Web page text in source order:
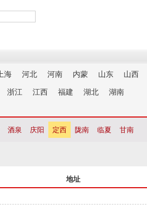
上海 河北 河南 内蒙 山东 山西
浙江 江西 福建 湖北 湖南
酒泉 庆阳 定西 陇南 临夏 甘南
地址